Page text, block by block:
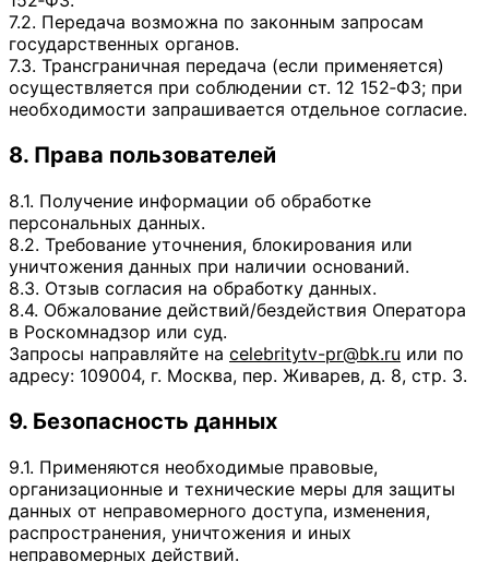
7.2. Передача возможна по законным запросам
государственных органов.
7.3. Трансграничная передача (если применяется)
осуществляется при соблюдении ст. 12 152‑ФЗ; при
необходимости запрашивается отдельное согласие.
8. Права пользователей
8.1. Получение информации об обработке
персональных данных.
8.2. Требование уточнения, блокирования или
уничтожения данных при наличии оснований.
8.3. Отзыв согласия на обработку данных.
8.4. Обжалование действий/бездействия Оператора
в Роскомнадзор или суд.
Запросы направляйте на celebritytv-pr@bk.ru или по
адресу: 109004, г. Москва, пер. Живарев, д. 8, стр. 3.
9. Безопасность данных
9.1. Применяются необходимые правовые,
организационные и технические меры для защиты
данных от неправомерного доступа, изменения,
распространения, уничтожения и иных
неправомерных действий.